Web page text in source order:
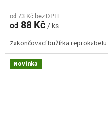
od 73 Kč bez DPH
od 88 Kč / ks
Zakončovací bužírka reprokabelu
Novinka